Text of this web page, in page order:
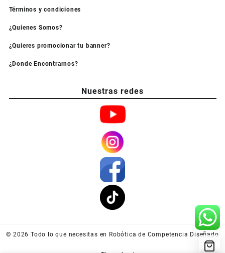
Términos y condiciones
¿Quienes Somos?
¿Quieres promocionar tu banner?
¿Donde Encontrarnos?
Nuestras redes
© 2026 Todo lo que necesitas en Robótica de Competencia Diseñado